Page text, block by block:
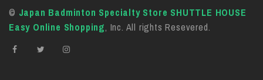
© Japan Badminton Specialty Store SHUTTLE HOUSE
Easy Online Shopping, Inc. All rights Resevered.